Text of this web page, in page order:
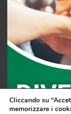
Cliccando su
memorizzare i